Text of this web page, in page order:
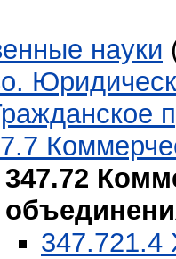
науки
347.72
347.721.4